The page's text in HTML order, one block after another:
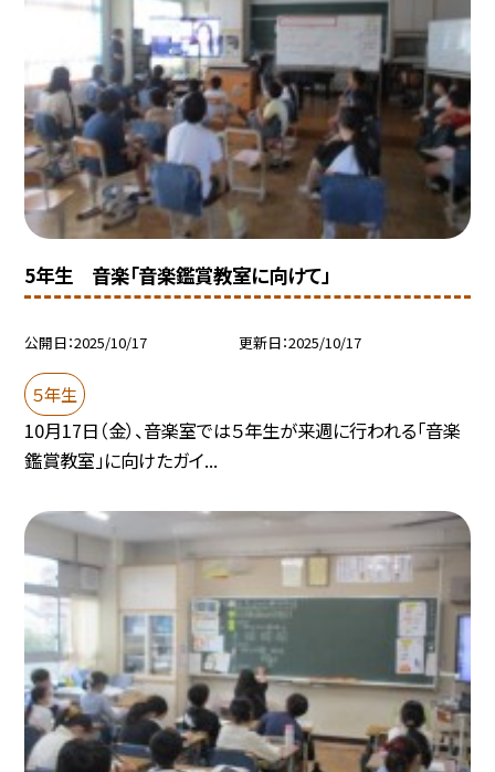
5年生 音楽「音楽鑑賞教室に向けて」
公開日 2025/10/17 更新日 2025/10/17
５年生
10月17日（金）、音楽室では５年生が来週に行われる「音楽
鑑賞教室」に向けたガイ...